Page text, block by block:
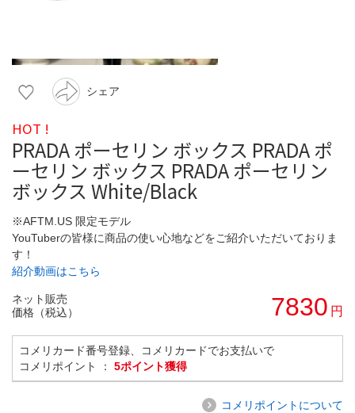
シェア
HOT !
PRADA ポーセリン ボックス PRADA ポ
ーセリン ボックス PRADA ポーセリン
ボックス White/Black
※AFTM.US 限定モデル
YouTuberの皆様に商品の使い心地などをご紹介いただいておりま
す！
紹介動画はこちら
ネット販売
価格（税込）
7830 円
コメリカード番号登録、コメリカードでお支払いで
コメリポイント ： 5ポイント獲得
コメリポイントについて